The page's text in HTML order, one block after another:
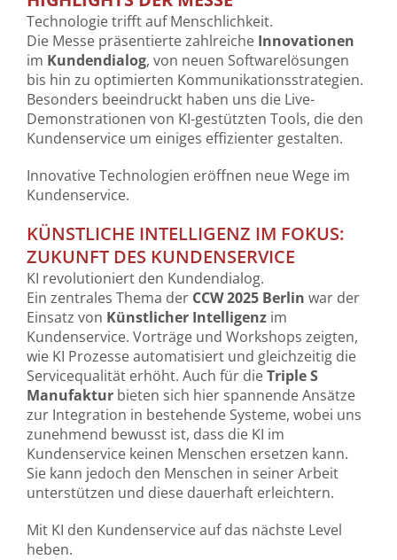
Technologie trifft auf Menschlichkeit.
Die Messe präsentierte zahlreiche Innovationen
im Kundendialog, von neuen Softwarelösungen
bis hin zu optimierten Kommunikationsstrategien.
Besonders beeindruckt haben uns die Live-
Demonstrationen von KI-gestützten Tools, die den
Kundenservice um einiges effizienter gestalten.
Innovative Technologien eröffnen neue Wege im
Kundenservice.
KÜNSTLICHE INTELLIGENZ IM FOKUS:
ZUKUNFT DES KUNDENSERVICE
KI revolutioniert den Kundendialog.
Ein zentrales Thema der CCW 2025 Berlin war der
Einsatz von Künstlicher Intelligenzim
Kundenservice. Vorträge und Workshops zeigten,
wie KI Prozesse automatisiert und gleichzeitig die
Servicequalität erhöht. Auch für dieTriple S
Manufakturbieten sich hier spannende Ansätze
zur Integration in bestehende Systeme, wobei uns
zunehmend bewusst ist, dass die KI im
Kundenservice keinen Menschen ersetzen kann.
Sie kann jedoch den Menschen in seiner Arbeit
unterstützen und diese dauerhaft erleichtern.
Mit KI den Kundenservice auf das nächste Level
heben.